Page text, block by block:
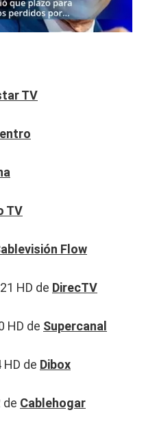
TV
TV
Flow
HD de DirecTV
HD de Supercanal
HD de Dibox
de Cablehogar